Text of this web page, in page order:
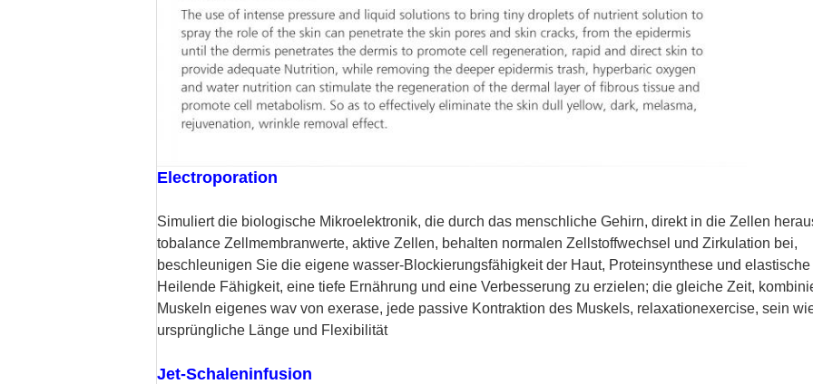
Electroporation
Simuliert die biologische Mikroelektronik, die durch das menschliche Gehirn, direkt in die Zellen
tobalance Zellmembranwerte, aktive Zellen, behalten normalen Zellstoffwechsel und Zirkulation bei,
beschleunigen Sie die eigene wasser-Blockierungsfähigkeit der Haut, Proteinsynthese und
Heilende Fähigkeit, eine tiefe Ernährung und eine Verbesserung zu erzielen; die gleiche Zeit,
Muskeln eigenes wav von exerase, jede passive Kontraktion des Muskels, relaxationexercise, sein
ursprüngliche Länge und Flexibilität
Jet-Schaleninfusion